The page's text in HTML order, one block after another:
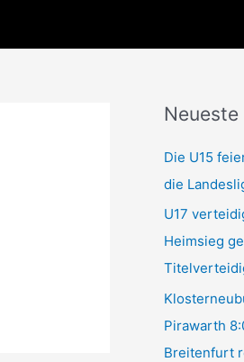
Die U15
die
U17
Heimsieg
Pirawarth
Breitenfurt
T
m
-
S
u
c
h
e
Z
p
u
n
k
t
-